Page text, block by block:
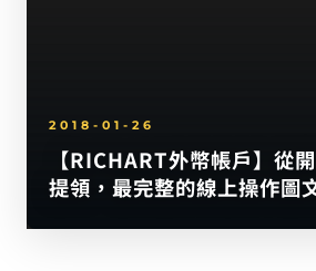
2018-01-26
【RICHART外幣帳戶】從
提領，最完整的線上操作圖